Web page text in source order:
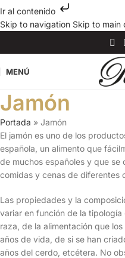
Ir al contenido
Skip to navigation Skip to main
MENÚ
Jamón
Portada » Jamón
El jamón es uno de los
española, un alimento que
de muchos españoles y que se
comidas y cenas de diferentes
Las propiedades y la
variar en función de la
raza, de la alimentación que
años de vida, de si se han
años del cerdo, etcétera. No